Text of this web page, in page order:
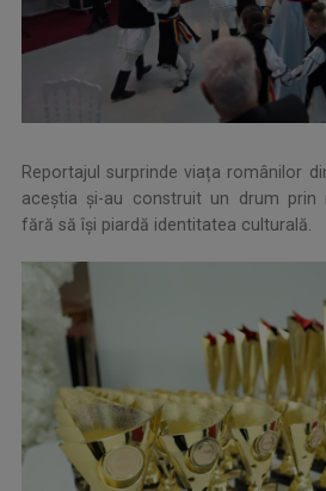
Reportajul surprinde viața românilor
aceștia și-au construit un drum prin
fără să își piardă identitatea culturală.